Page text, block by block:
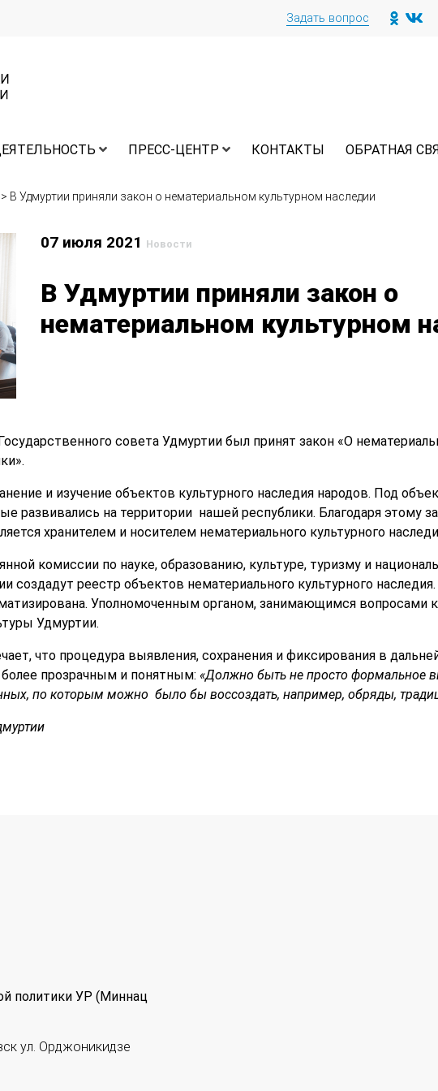
Задать вопрос
ПРЕСС-ЦЕНТР КОНТАКТЫ ОБРАТНАЯ
> В Удмуртии приняли закон о нематериальном культурном наследии
07 июля 2021 Новости
В Удмуртии приняли закон о
нематериальном культурном
совета Удмуртии был принят закон «О
и изучение объектов культурного наследия народов. Под
развивались на территории нашей республики. Благодаря этому
хранителем и носителем нематериального культурного
комиссии по науке, образованию, культуре, туризму и
реестр объектов нематериального культурного
Уполномоченным органом, занимающимся вопросами
Удмуртии.
что процедура выявления, сохранения и фиксирования в
прозрачным и понятным: «Должно быть не просто формальное
по которым можно было бы воссоздать, например, обряды,
политики УР (Миннац
ул. Орджоникидзе